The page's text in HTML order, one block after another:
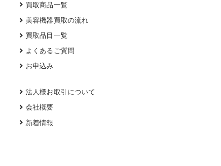
買取商品一覧
美容機器買取の流れ
買取品目一覧
よくあるご質問
お申込み
法人様お取引について
会社概要
新着情報